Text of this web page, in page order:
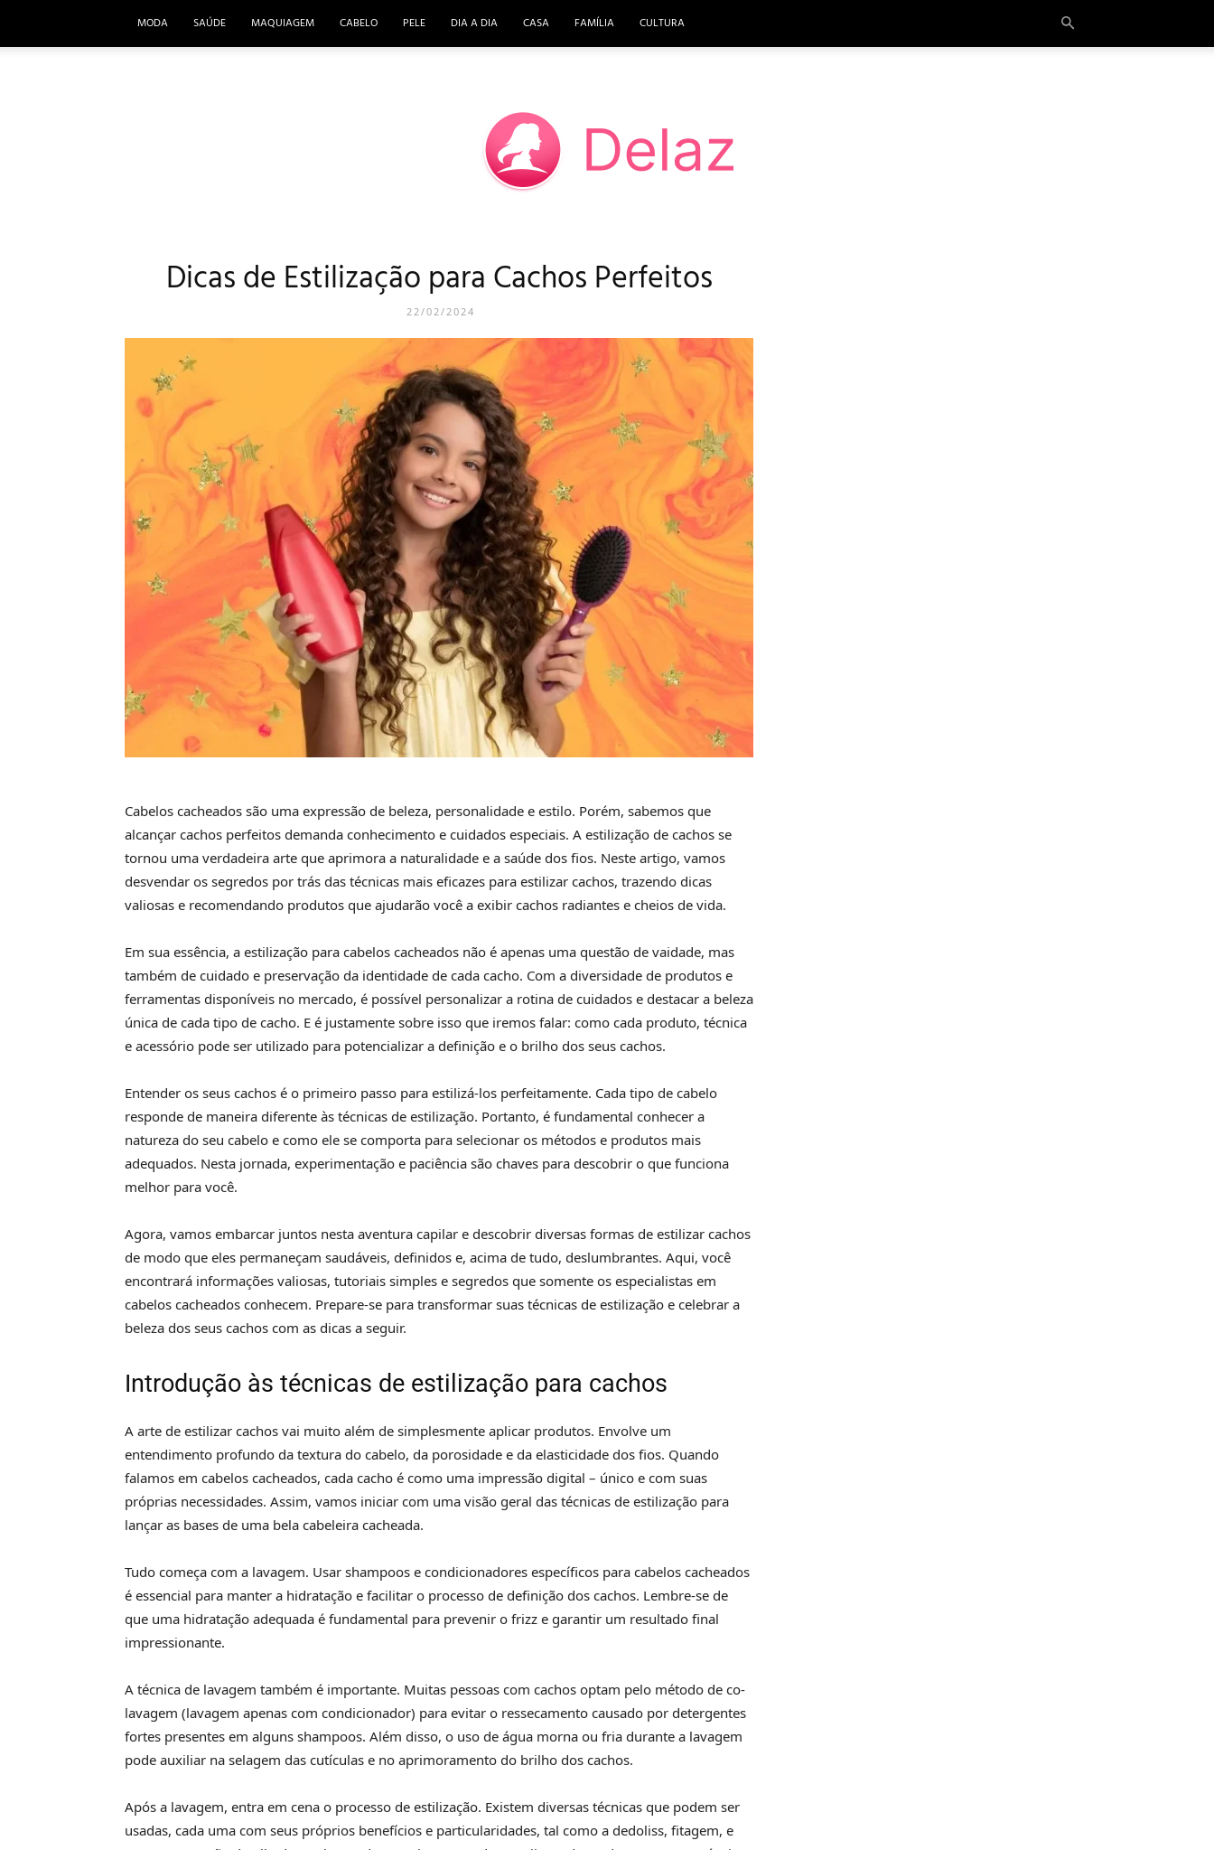
MODA SAÚDE MAQUIAGEM CABELO PELE DIA A DIA CASA FAMÍLIA CULTURA
DELAZ
Dicas de Estilização para Cachos Perfeitos
22/02/2024
Cabelos cacheados são uma expressão de beleza, personalidade e estilo. Porém, sabemos que
alcançar cachos perfeitos demanda conhecimento e cuidados especiais. A estilização de cachos se
tornou uma verdadeira arte que aprimora a naturalidade e a saúde dos fios. Neste artigo, vamos
desvendar os segredos por trás das técnicas mais eficazes para estilizar cachos, trazendo dicas
valiosas e recomendando produtos que ajudarão você a exibir cachos radiantes e cheios de vida.
Em sua essência, a estilização para cabelos cacheados não é apenas uma questão de vaidade, mas
também de cuidado e preservação da identidade de cada cacho. Com a diversidade de produtos e
ferramentas disponíveis no mercado, é possível personalizar a rotina de cuidados e destacar a beleza
única de cada tipo de cacho. E é justamente sobre isso que iremos falar: como cada produto, técnica
e acessório pode ser utilizado para potencializar a definição e o brilho dos seus cachos.
Entender os seus cachos é o primeiro passo para estilizá-los perfeitamente. Cada tipo de cabelo
responde de maneira diferente às técnicas de estilização. Portanto, é fundamental conhecer a
natureza do seu cabelo e como ele se comporta para selecionar os métodos e produtos mais
adequados. Nesta jornada, experimentação e paciência são chaves para descobrir o que funciona
melhor para você.
Agora, vamos embarcar juntos nesta aventura capilar e descobrir diversas formas de estilizar cachos
de modo que eles permaneçam saudáveis, definidos e, acima de tudo, deslumbrantes. Aqui, você
encontrará informações valiosas, tutoriais simples e segredos que somente os especialistas em
cabelos cacheados conhecem. Prepare-se para transformar suas técnicas de estilização e celebrar a
beleza dos seus cachos com as dicas a seguir.
Introdução às técnicas de estilização para cachos
A arte de estilizar cachos vai muito além de simplesmente aplicar produtos. Envolve um
entendimento profundo da textura do cabelo, da porosidade e da elasticidade dos fios. Quando
falamos em cabelos cacheados, cada cacho é como uma impressão digital – único e com suas
próprias necessidades. Assim, vamos iniciar com uma visão geral das técnicas de estilização para
lançar as bases de uma bela cabeleira cacheada.
Tudo começa com a lavagem. Usar shampoos e condicionadores específicos para cabelos cacheados
é essencial para manter a hidratação e facilitar o processo de definição dos cachos. Lembre-se de
que uma hidratação adequada é fundamental para prevenir o frizz e garantir um resultado final
impressionante.
A técnica de lavagem também é importante. Muitas pessoas com cachos optam pelo método de co-
lavagem (lavagem apenas com condicionador) para evitar o ressecamento causado por detergentes
fortes presentes em alguns shampoos. Além disso, o uso de água morna ou fria durante a lavagem
pode auxiliar na selagem das cutículas e no aprimoramento do brilho dos cachos.
Após a lavagem, entra em cena o processo de estilização. Existem diversas técnicas que podem ser
usadas, cada uma com seus próprios benefícios e particularidades, tal como a dedoliss, fitagem, e